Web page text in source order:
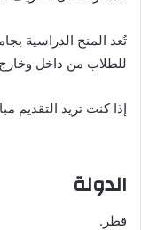
تُعد المنح الدراسية
للطلاب من داخل
إذا كنت تريد التقديم
الدولة
قطر.